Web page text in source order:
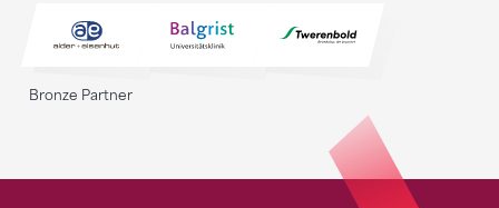
Bronze Partner